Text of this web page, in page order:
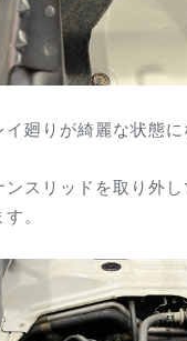
イ廻りが綺麗な状態に
スリッドを取り外
。